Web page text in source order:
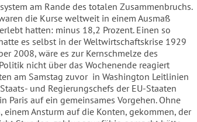
am Rande des totalen Zusammenbruchs.
die Kurse weltweit in einem Ausmaß
hatten: minus 18,2 Prozent. Einen so
es selbst in der Weltwirtschaftskrise 1929
2008, wäre es zur Kernschmelze des
nicht über das Wochenende reagiert
am Samstag zuvor in Washington Leitlinien
und Regierungschefs der EU-Staaten
Paris auf ein gemeinsames Vorgehen. Ohne
Ansturm auf die Konten, gekommen, der